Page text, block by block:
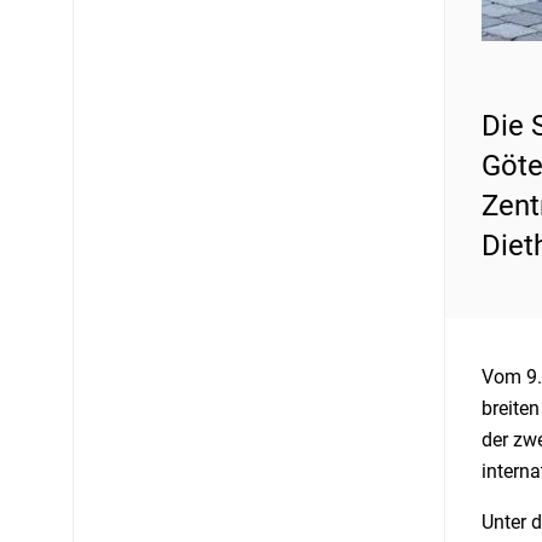
Die
Vom
der
Unter